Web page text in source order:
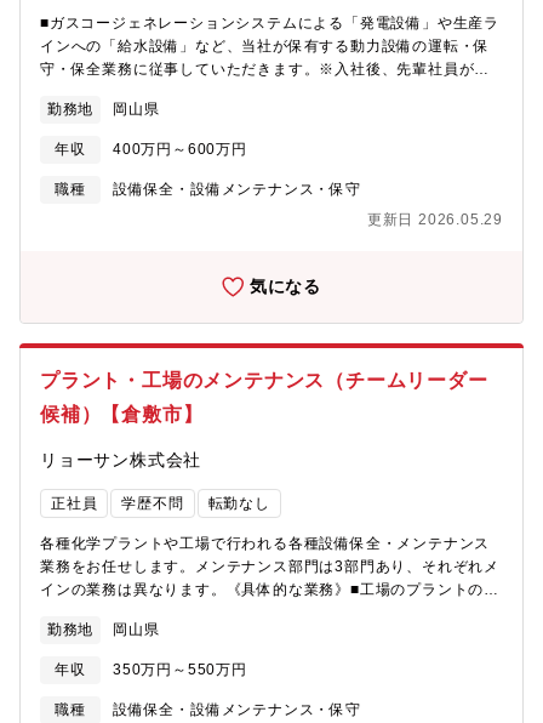
■ガスコージェネレーションシステムによる「発電設備」や生産ラ
インへの「給水設備」など、当社が保有する動力設備の運転・保
守・保全業務に従事していただきます。※入社後、先輩社員が教
社は工場で使用する電気をすべて自家発電しております。その発
電設備や給水設備などが安全に運転されるよう、運転管理・保
守・保全業務を行っていただきます。※事務所でモニターを見な
がらの仕事が多いです。※自家発電設備を保有することで、電力
を取り扱う同社にとって重要な設備です。【配属先情報】工務
研修の一環で交替勤務も経験してもらう予定
勤務地 岡山県
年収 400万円～600万円
職種
設備保全・設備メンテナンス・保守
更新日 2026.05.29
気になる
プラント・工場のメンテナンス（チームリーダー
候補）【倉敷市】
リョーサン株式会社
正社員 学歴不問 転勤なし
各種化学プラントや工場で行われる各種設備保全・メンテナンス
業務をお任せします。メンテナンス部門は3部門あり、それぞれメ
インの業務は異なります。《具体的な業務》■工場のプラントの機
の配管等の不具合箇所の修繕・補修等の業務■工場の機器の取外
し・据付、熱交換機の洗浄・整備等の業務※顧客は三菱ケミカル
様やENEOS様などの大手企業が中心です。（水島や倉敷のプラン
ト・工場がメイン）※ただし、現場の状況や協力業者からの相談
勤務地 岡山県
年収 350万円～550万円
職種
設備保全・設備メンテナンス・保守